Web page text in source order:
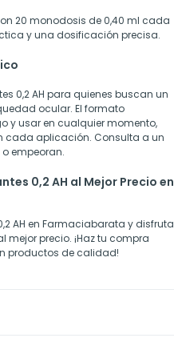
20 monodosis de 0,40 ml cada
y una dosificación precisa.
0,2 AH para quienes buscan un
ocular. El formato
y usar en cualquier momento,
cada aplicación. Consulta a un
empeoran.
0,2 AH al Mejor Precio en
AH en Farmaciabarata y disfruta
precio. ¡Haz tu compra
productos de calidad!